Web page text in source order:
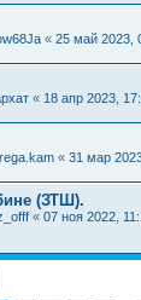
« 25 май 2023,
« 18 апр 2023,
« 31 мар
(ЗТШ).
« 07 ноя 2022,